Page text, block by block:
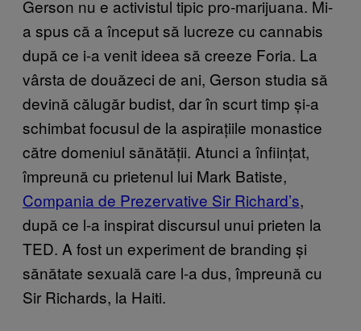
Gerson nu e activistul tipic pro-marijuana. Mi-
a spus că a început să lucreze cu cannabis
după ce i-a venit ideea să creeze Foria. La
vârsta de douăzeci de ani, Gerson studia să
devină călugăr budist, dar în scurt timp și-a
schimbat focusul de la aspirațiile monastice
către domeniul sănătății. Atunci a înființat,
împreună cu prietenul lui Mark Batiste,
Compania de Prezervative Sir Richard’s,
după ce l-a inspirat discursul unui prieten la
TED. A fost un experiment de branding și
sănătate sexuală care l-a dus, împreună cu
Sir Richards, la Haiti.